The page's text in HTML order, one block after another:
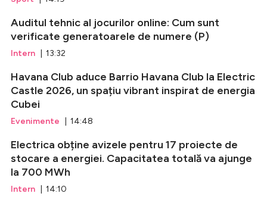
Auditul tehnic al jocurilor online: Cum sunt
verificate generatoarele de numere (P)
Intern | 13:32
Havana Club aduce Barrio Havana Club la Electric
Castle 2026, un spațiu vibrant inspirat de energia
Cubei
Evenimente | 14:48
Electrica obține avizele pentru 17 proiecte de
stocare a energiei. Capacitatea totală va ajunge
la 700 MWh
Intern | 14:10